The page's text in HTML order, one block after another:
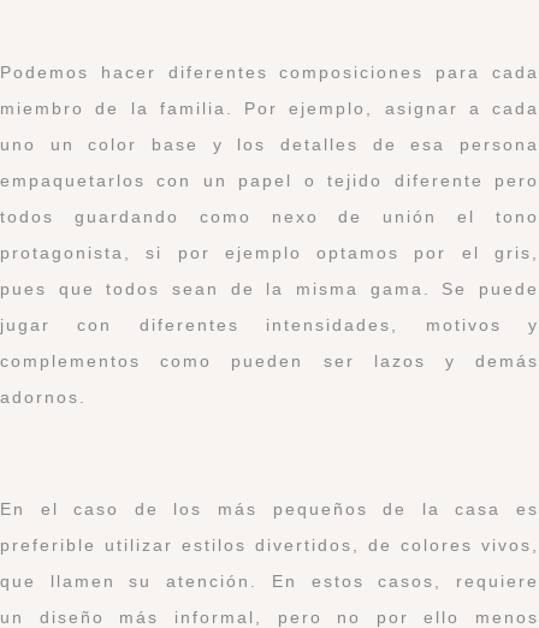
Podemos hacer diferentes composiciones para cada
miembro de la familia. Por ejemplo, asignar a cada
uno un color base y los detalles de esa persona
empaquetarlos con un papel o tejido diferente pero
todos guardando como nexo de unión el tono
protagonista, si por ejemplo optamos por el gris,
pues que todos sean de la misma gama. Se puede
jugar con diferentes intensidades, motivos y
complementos como pueden ser lazos y demás
adornos.
En el caso de los más pequeños de la casa es
preferible utilizar estilos divertidos, de colores vivos,
que llamen su atención. En estos casos, requiere
un diseño más informal, pero no por ello menos